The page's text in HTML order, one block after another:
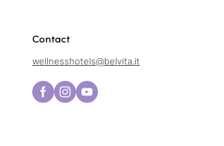
Contact
wellnesshotels@belvita.it